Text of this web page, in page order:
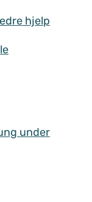
hjelp
under